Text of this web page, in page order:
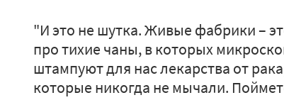
"И это не шутка. Живые фабрики –
про тихие чаны, в которых
штампуют для нас лекарства от
которые никогда не мычали.